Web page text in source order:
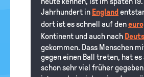
Jahrhundert in England
dort ist es schnell auf den
Kontinent und auch nach
gekommen. Dass Menschen
gegen einen Ball treten, hat
schon sehr viel früher